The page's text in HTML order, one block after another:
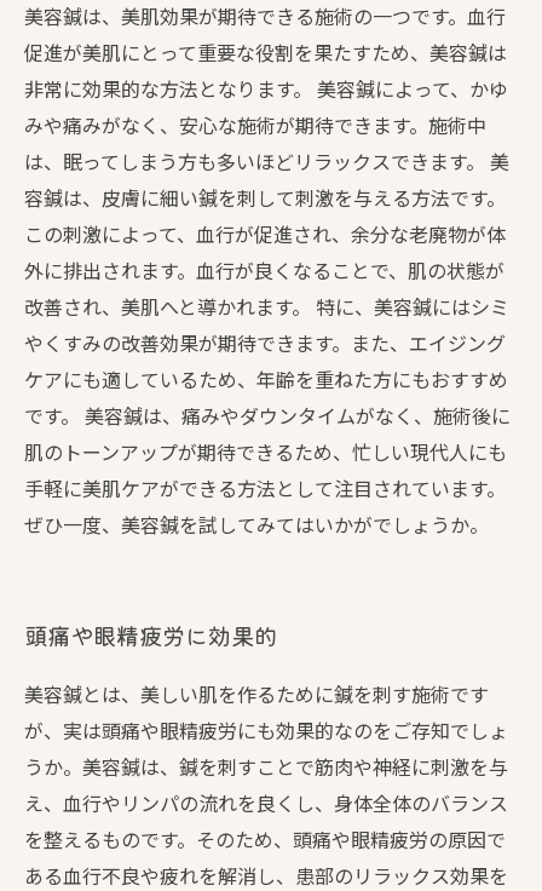
美容鍼は、美肌効果が期待できる施術の一つです。血行
促進が美肌にとって重要な役割を果たすため、美容鍼は
非常に効果的な方法となります。 美容鍼によって、かゆ
みや痛みがなく、安心な施術が期待できます。施術中
は、眠ってしまう方も多いほどリラックスできます。 美
容鍼は、皮膚に細い鍼を刺して刺激を与える方法です。
この刺激によって、血行が促進され、余分な老廃物が体
外に排出されます。血行が良くなることで、肌の状態が
改善され、美肌へと導かれます。 特に、美容鍼にはシミ
やくすみの改善効果が期待できます。また、エイジング
ケアにも適しているため、年齢を重ねた方にもおすすめ
です。 美容鍼は、痛みやダウンタイムがなく、施術後に
肌のトーンアップが期待できるため、忙しい現代人にも
手軽に美肌ケアができる方法として注目されています。
ぜひ一度、美容鍼を試してみてはいかがでしょうか。
頭痛や眼精疲労に効果的
美容鍼とは、美しい肌を作るために鍼を刺す施術です
が、実は頭痛や眼精疲労にも効果的なのをご存知でしょ
うか。美容鍼は、鍼を刺すことで筋肉や神経に刺激を与
え、血行やリンパの流れを良くし、身体全体のバランス
を整えるものです。そのため、頭痛や眼精疲労の原因で
ある血行不良や疲れを解消し、患部のリラックス効果を